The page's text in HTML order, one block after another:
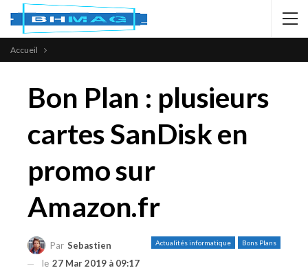
Accueil
Bon Plan : plusieurs
cartes SanDisk en
promo sur
Amazon.fr
Actualités informatique Bons Plans
Par Sebastien
le 27 Mar 2019 à 09:17